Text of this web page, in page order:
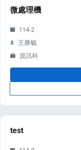
微處理機
114-2
王勝毓
資訊科
test